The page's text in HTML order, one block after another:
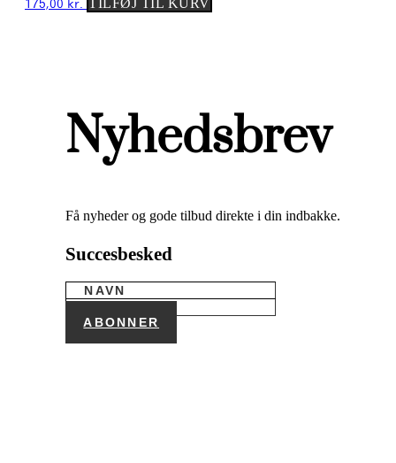
175,00 kr. TILFØJ TIL KURV
Nyhedsbrev
Få nyheder og gode tilbud direkte i din indbakke.
Succesbesked
ABONNER